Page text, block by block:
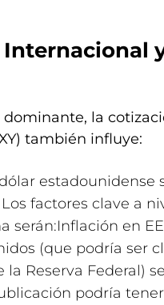
la
también influye:
estadounidense
factores clave a
serán:Inflación en
(que podría ser
Reserva Federal)
podría